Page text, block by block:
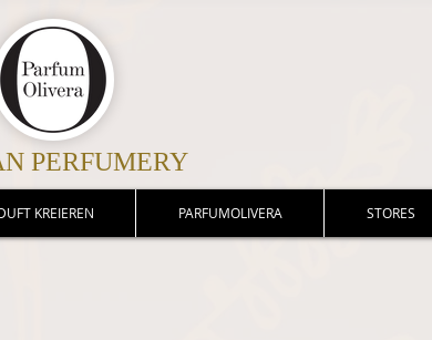
PERFUMERY
KREIEREN PARFUMOLIVERA STORES